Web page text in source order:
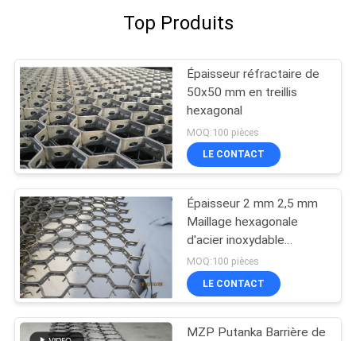
Top Produits
Épaisseur réfractaire de
50x50 mm en treillis
hexagonal
MOQ:100 pièces
LE CONTACT
Épaisseur 2 mm 2,5 mm
Maillage hexagonale
d'acier inoxydable
réfractaire
MOQ:100 pièces
LE CONTACT
MZP Putanka Barrière de